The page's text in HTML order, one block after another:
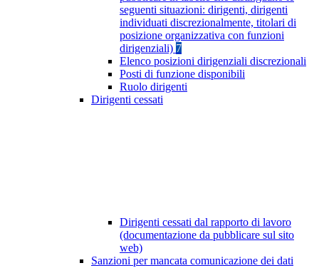
seguenti situazioni: dirigenti, dirigenti
individuati discrezionalmente, titolari di
posizione organizzativa con funzioni
dirigenziali) 7
Elenco posizioni dirigenziali discrezionali
Posti di funzione disponibili
Ruolo dirigenti
Dirigenti cessati
Dirigenti cessati dal rapporto di lavoro
(documentazione da pubblicare sul sito
web)
Sanzioni per mancata comunicazione dei dati